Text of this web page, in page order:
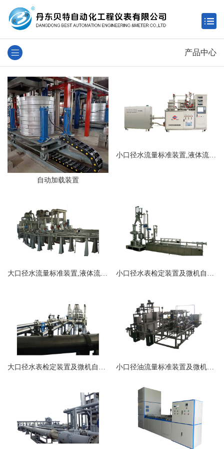
产品中心
自动加载装置
小口径水流量标准装置,液体流量标准装置
大口径水流量标准装置,液体流量标准装置 小口径水表检定装置及微机自动控制系统
大口径水表检定装置及微机自动控制系统 小口径油流量标准装置及微机自动控制系统